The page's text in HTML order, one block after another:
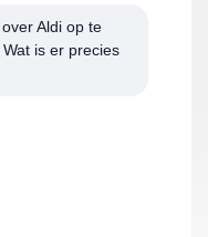
Aldi op te
is er precies